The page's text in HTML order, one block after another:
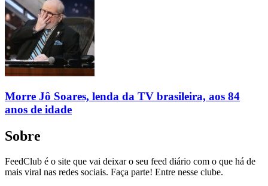
Morre Jô Soares, lenda da TV brasileira, aos 84
anos de idade
Sobre
FeedClub é o site que vai deixar o seu feed diário com o que há de
mais viral nas redes sociais. Faça parte! Entre nesse clube.